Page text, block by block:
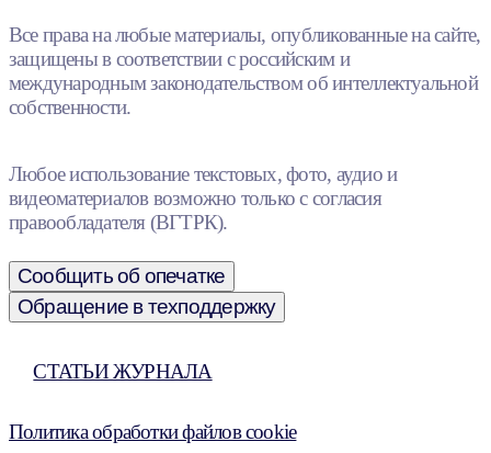
Все права на любые материалы, опубликованные на сайте,
защищены в соответствии с российским и
международным законодательством об интеллектуальной
собственности.
Любое использование текстовых, фото, аудио и
видеоматериалов возможно только с согласия
правообладателя (ВГТРК).
Сообщить об опечатке
Обращение в техподдержку
СТАТЬИ ЖУРНАЛА
Политика обработки файлов cookie